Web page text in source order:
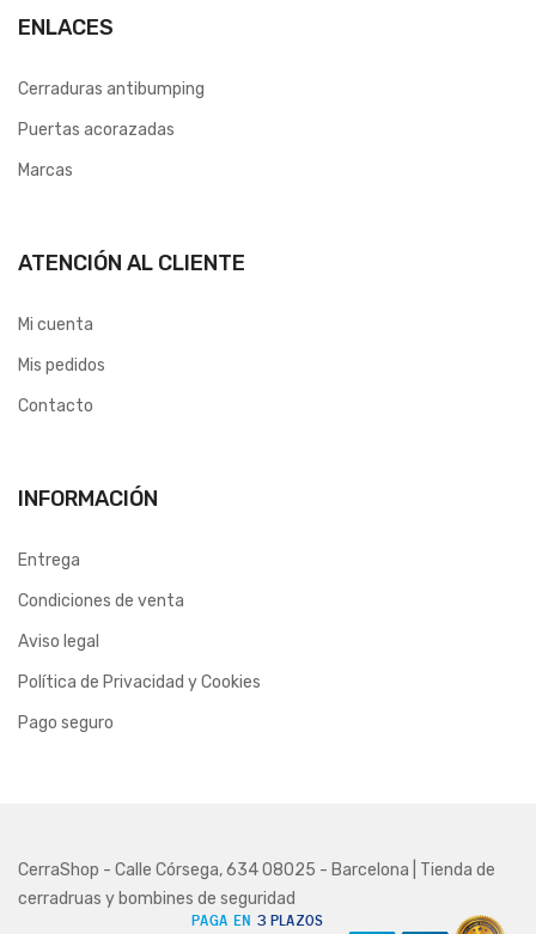
ENLACES
Cerraduras antibumping
Puertas acorazadas
Marcas
ATENCIÓN AL CLIENTE
Mi cuenta
Mis pedidos
Contacto
INFORMACIÓN
Entrega
Condiciones de venta
Aviso legal
Política de Privacidad y Cookies
Pago seguro
CerraShop - Calle Córsega, 634 08025 - Barcelona | Tienda de
cerradruas y bombines de seguridad